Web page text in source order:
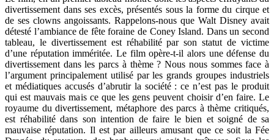
divertissement dans ses excès, présentés sous la forme du cirque et
de ses clowns angoissants. Rappelons-nous que Walt Disney avait
détesté l’ambiance de fête foraine de Coney Island. Dans un second
tableau, le divertissement est réhabilité par son statut de victime
d’une réputation imméritée. Le film opère-t-il alors une défense du
divertissement dans les parcs à thème ? Nous nous sommes face à
l’argument principalement utilisé par les grands groupes industriels
et médiatiques accusés d’abrutir la société : ce n’est pas le produit
qui est mauvais mais ce que les gens peuvent choisir d’en faire. Le
royaume du divertissement, métaphore des parcs à thème critiqués,
est réhabilité dans son intention de faire le bien et soigné de sa
mauvaise réputation. Il est par ailleurs amusant que ce soit la Fée